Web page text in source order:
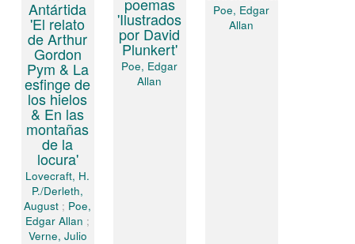
Antártida
'El relato
de Arthur
Gordon
Pym & La
esfinge de
los hielos
& En las
montañas
de la
locura'
Lovecraft, H.
P./Derleth,
August ; Poe,
Edgar Allan ;
Verne, Julio
'Ilustrados
por David
Plunkert'
Poe, Edgar
Allan
Poe, Edgar
Allan